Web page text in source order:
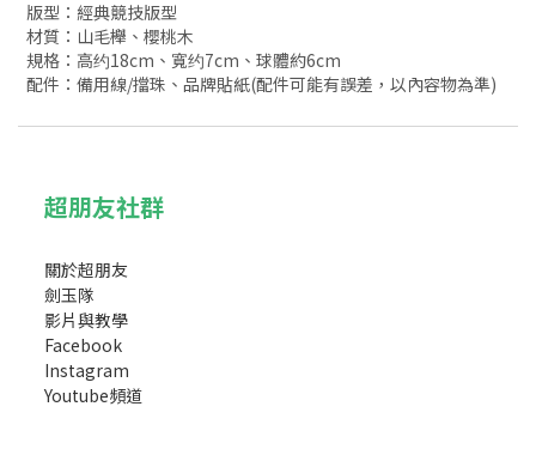
版型：經典競技版型
材質：山毛櫸、櫻桃木
規格：高约18cm、寬约7cm、球體約6cm
配件：備用線/擋珠、品牌貼紙(配件可能有誤差，以內容物為準)
超朋友社群
關於超朋友
劍玉隊
影片與教學
Facebook
Instagram
Youtube頻道